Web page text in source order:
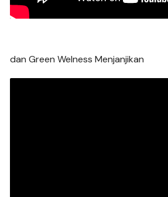
dan Green Welness Menjanjikan